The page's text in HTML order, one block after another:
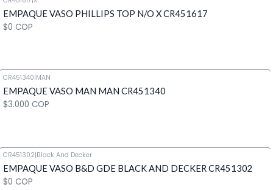
EMPAQUE VASO PHILLIPS TOP N/O X CR451617
$0 COP
Cantidad
CR451340|MAN
EMPAQUE VASO MAN MAN CR451340
$3.000 COP
Cantidad
CR451302|Black And Decker
EMPAQUE VASO B&D GDE BLACK AND DECKER CR451302
$0 COP